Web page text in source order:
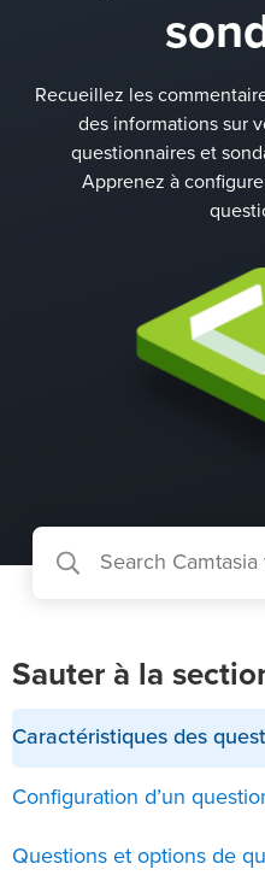
Recueillez les
des informations sur
questionnaires et
Apprenez à
Sauter à la
Caractéristiques des
Configuration d’un
Questions et options de